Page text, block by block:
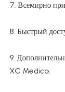
7. Всемирно
8. Быстрый
9.
XC Medico.